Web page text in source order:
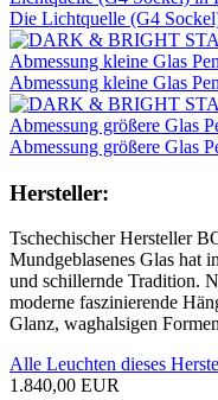
Die Lichtquelle (G4
Abmessung kleine Glas
Abmessung größere Glas
Hersteller:
Tschechischer Hersteller
Mundgeblasenes Glas hat
und schillernde Tradition.
moderne faszinierende
Glanz, waghalsigen
Alle Leuchten dieses
1.840,00 EUR